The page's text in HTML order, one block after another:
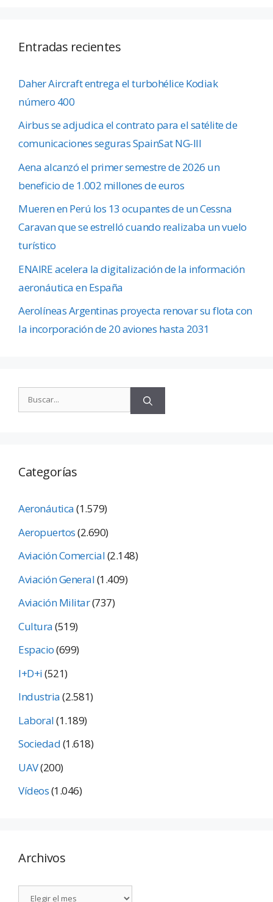
Entradas recientes
Daher Aircraft entrega el turbohélice Kodiak
número 400
Airbus se adjudica el contrato para el satélite de
comunicaciones seguras SpainSat NG-III
Aena alcanzó el primer semestre de 2026 un
beneficio de 1.002 millones de euros
Mueren en Perú los 13 ocupantes de un Cessna
Caravan que se estrelló cuando realizaba un vuelo
turístico
ENAIRE acelera la digitalización de la información
aeronáutica en España
Aerolíneas Argentinas proyecta renovar su flota con
la incorporación de 20 aviones hasta 2031
Categorías
Aeronáutica(1.579)
Aeropuertos(2.690)
Aviación Comercial(2.148)
Aviación General(1.409)
Aviación Militar(737)
Cultura(519)
Espacio(699)
I+D+i(521)
Industria(2.581)
Laboral(1.189)
Sociedad(1.618)
UAV(200)
Vídeos(1.046)
Archivos